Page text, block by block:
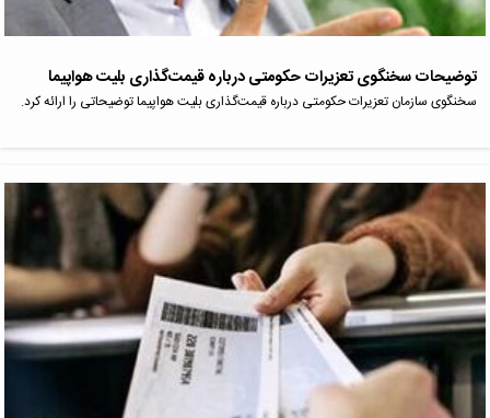
توضیحات سخنگوی تعزیرات حکومتی درباره قیمت‌گذاری بلیت هواپیما
سخنگوی سازمان تعزیرات حکومتی درباره قیمت‌گذاری بلیت هواپیما توضیحاتی را ارائه کرد.